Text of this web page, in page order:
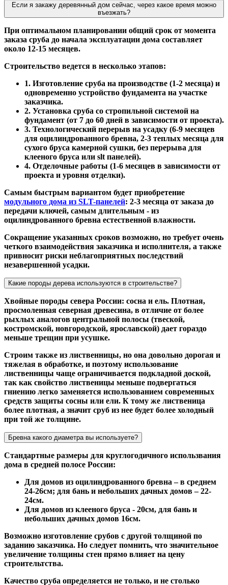
Если я закажу деревянный дом сейчас, через какое время можно
въезжать?
При оптимальном планировании общий срок от момента
заказа сруба до начала эксплуатации дома составляет
около 12-15 месяцев.
Строительство ведется в несколько этапов:
1. Изготовление сруба на производстве (1-2 месяца) и
одновременно устройство фундамента на участке
заказчика.
2. Установка сруба со стропильной системой на
фундамент (от 7 до 60 дней в зависимости от проекта).
3. Технологический перерыв на усадку (6-9 месяцев
для оцилиндрованного бревна, 2-3 теплых месяца для
сухого бруса камерной сушки, без перерыва для
клееного бруса или slt панелей).
4. Отделочные работы (1-6 месяцев в зависимости от
проекта и уровня отделки).
Самым быстрым вариантом будет приобретение
модульного дома из SLT-панелей: 2-3 месяца от заказа до
передачи ключей, самым длительным - из
оцилиндрованного бревна естественной влажности.
Сокращение указанных сроков возможно, но требует очень
четкого взаимодействия заказчика и исполнителя, а также
привносит риски неблагоприятных последствий
незавершенной усадки.
Какие породы дерева используются в строительстве?
Хвойные породы севера России: сосна и ель. Плотная,
просмоленная северная древесина, в отличие от более
рыхлых аналогов центральной полосы (твеской,
костромской, новгородской, ярославской) дает гораздо
меньше трещин при усушке.
Строим также из лиственницы, но она довольно дорогая и
тяжелая в обработке, и поэтому использование
лиственницы чаще ограничивается подкладной доской,
так как свойство лиственицы меньше подвергаться
гниению легко заменяется использованием современных
средств защиты сосны или ели. К тому же лиственица
более плотная, а значит сруб из нее будет более холодный
при той же толщине.
Бревна какого диаметра вы используете?
Стандартные размеры для круглогодичного использвания
дома в средней полосе России:
Для домов из оцилиндрованного бревна – в среднем
24-26см; для бань и небольших дачных домов – 22-
24см.
Для домов из клееного бруса - 20см, для бань и
небольших дачных домов 16см.
Возможно изготовление срубов с другой толщиной по
заданию заказчика. Но следует помнить, что значительное
увеличение толщины стен прямо влияет на цену
строительтства.
Качество сруба определяется не только, и не столько